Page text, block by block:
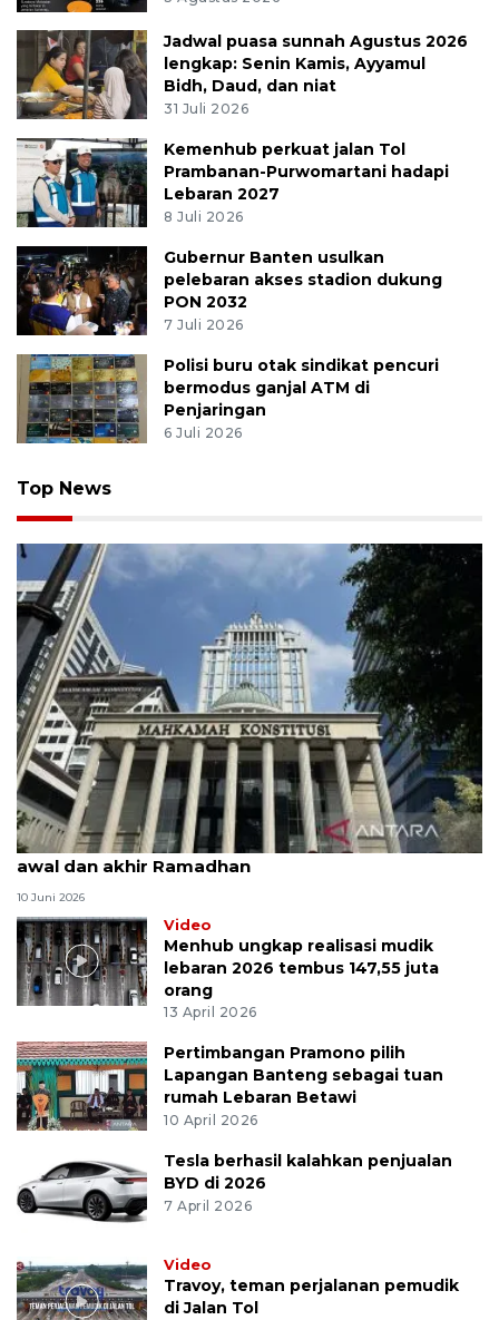
Jadwal puasa sunnah Agustus 2026
lengkap: Senin Kamis, Ayyamul
Bidh, Daud, dan niat
31 Juli 2026
Kemenhub perkuat jalan Tol
Prambanan-Purwomartani hadapi
Lebaran 2027
8 Juli 2026
Gubernur Banten usulkan
pelebaran akses stadion dukung
PON 2032
7 Juli 2026
Polisi buru otak sindikat pencuri
bermodus ganjal ATM di
Penjaringan
6 Juli 2026
Top News
MK uji materi UU Peradilan Agama perihal isbat
awal dan akhir Ramadhan
10 Juni 2026
Video
Menhub ungkap realisasi mudik
lebaran 2026 tembus 147,55 juta
orang
13 April 2026
Pertimbangan Pramono pilih
Lapangan Banteng sebagai tuan
rumah Lebaran Betawi
10 April 2026
Tesla berhasil kalahkan penjualan
BYD di 2026
7 April 2026
Video
Travoy, teman perjalanan pemudik
di Jalan Tol